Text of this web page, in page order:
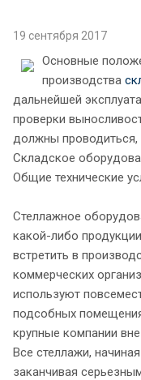
19 сентября 2017
Основные
производства
дальнейшей
проверки
должны проводиться,
Складское
Общие технические
Стеллажное
какой-либо
встретить в
коммерческих
используют
подсобных
крупные компании
Все стеллажи,
заканчивая